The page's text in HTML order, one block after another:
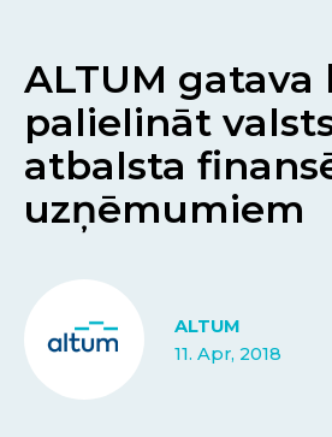
ALTUM gatava
palielināt
atbalsta
uzņēmumiem
ALTUM
11. Apr, 2018